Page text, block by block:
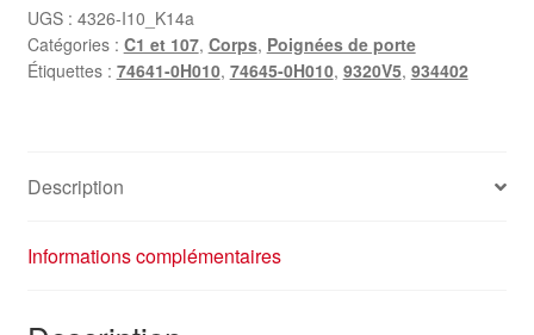
droite
Citroën
C1
0H010
0H010
UGS : 4326-I10_K14a
Catégories : C1 et 107, Corps, Poignées de porte
Étiquettes : 74641-0H010, 74645-0H010, 9320V5, 934402
Description
Informations complémentaires